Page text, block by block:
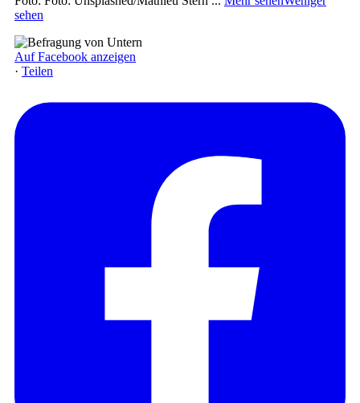
sehen
Auf Facebook anzeigen
· Teilen